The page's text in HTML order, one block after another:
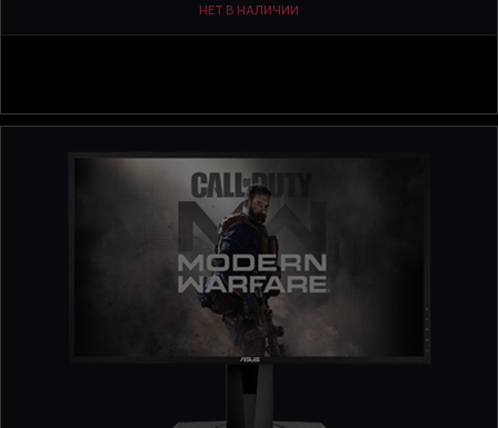
НЕТ В НАЛИЧИИ